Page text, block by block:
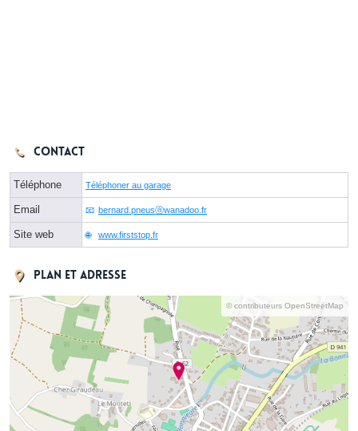
Contact
Téléphone Téléphoner au garage
Email bernard.pneusⓐwanadoo.fr
Site web www.firststop.fr
Plan et adresse
© contributeurs OpenStreetMap